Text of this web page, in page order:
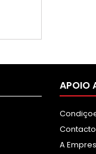
APOIO
A